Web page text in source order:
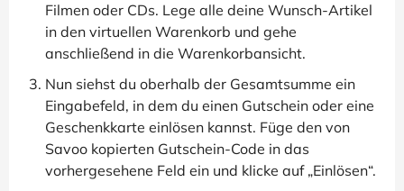
Filmen oder CDs. Lege alle deine Wunsch-Artikel
in den virtuellen Warenkorb und gehe
anschließend in die Warenkorbansicht.
Nun siehst du oberhalb der Gesamtsumme ein
Eingabefeld, in dem du einen Gutschein oder eine
Geschenkkarte einlösen kannst. Füge den von
Savoo kopierten Gutschein-Code in das
vorhergesehene Feld ein und klicke auf „Einlösen“.